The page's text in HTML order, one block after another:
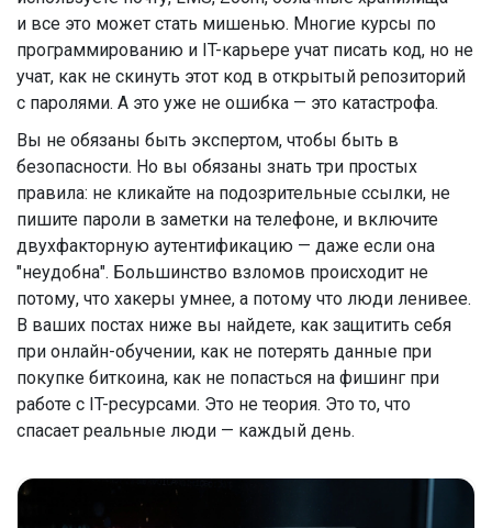
и все это может стать мишенью. Многие курсы по
программированию и IT-карьере учат писать код, но не
учат, как не скинуть этот код в открытый репозиторий
с паролями. А это уже не ошибка — это катастрофа.
Вы не обязаны быть экспертом, чтобы быть в
безопасности. Но вы обязаны знать три простых
правила: не кликайте на подозрительные ссылки, не
пишите пароли в заметки на телефоне, и включите
двухфакторную аутентификацию — даже если она
"неудобна". Большинство взломов происходит не
потому, что хакеры умнее, а потому что люди ленивее.
В ваших постах ниже вы найдете, как защитить себя
при онлайн-обучении, как не потерять данные при
покупке биткоина, как не попасться на фишинг при
работе с IT-ресурсами. Это не теория. Это то, что
спасает реальные люди — каждый день.